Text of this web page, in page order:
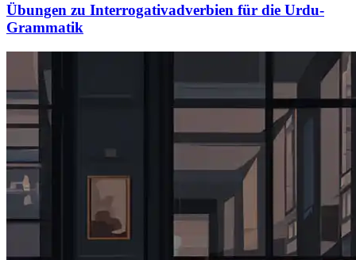
Übungen zu Interrogativadverbien für die Urdu-
Grammatik